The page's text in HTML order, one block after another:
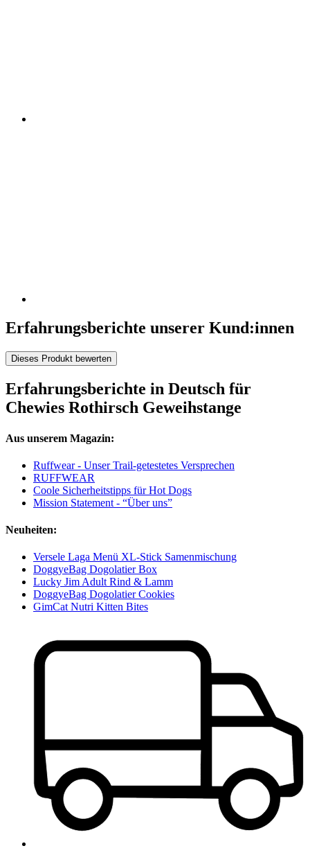
Erfahrungsberichte unserer Kund:innen
Dieses Produkt bewerten
Erfahrungsberichte in Deutsch für
Chewies Rothirsch Geweihstange
Aus unserem Magazin:
Ruffwear - Unser Trail-getestetes Versprechen
RUFFWEAR
Coole Sicherheitstipps für Hot Dogs
Mission Statement - “Über uns”
Neuheiten:
Versele Laga Menü XL-Stick Samenmischung
DoggyeBag Dogolatier Box
Lucky Jim Adult Rind & Lamm
DoggyeBag Dogolatier Cookies
GimCat Nutri Kitten Bites